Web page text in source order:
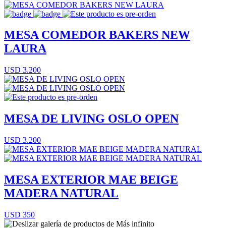
MESA COMEDOR BAKERS NEW
LAURA
USD 3.200
MESA DE LIVING OSLO OPEN
USD 3.200
MESA EXTERIOR MAE BEIGE
MADERA NATURAL
USD 350